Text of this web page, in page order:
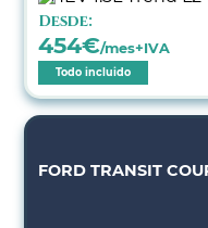
Desde:
454€/mes+IVA
Todo incluido
FORD TRANSIT